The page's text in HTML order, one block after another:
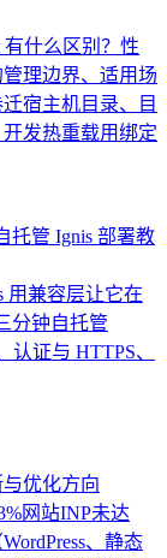
有什么区别？性
理边界、适用场
宿主机目录、目
发热重载用绑定
托管 Ignis 部署教
用兼容层让它在
分钟自托管
认证与 HTTPS、
优化方向
网站INP未达
、静态